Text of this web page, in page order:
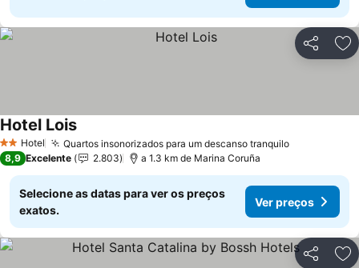
Partilhar
2 Estrelas
Hotel Quartos insonorizados para um descanso tranquilo
Hotel Lois
8,9 Excelente 2.803 a 1.3 km de Marina Coruña
Selecione as datas para ver os preços
exatos.
Ver preços
Partilhar